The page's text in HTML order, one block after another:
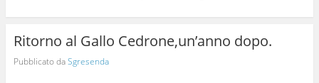
Ritorno al Gallo Cedrone,un’anno dopo.
Pubblicato daSgresenda